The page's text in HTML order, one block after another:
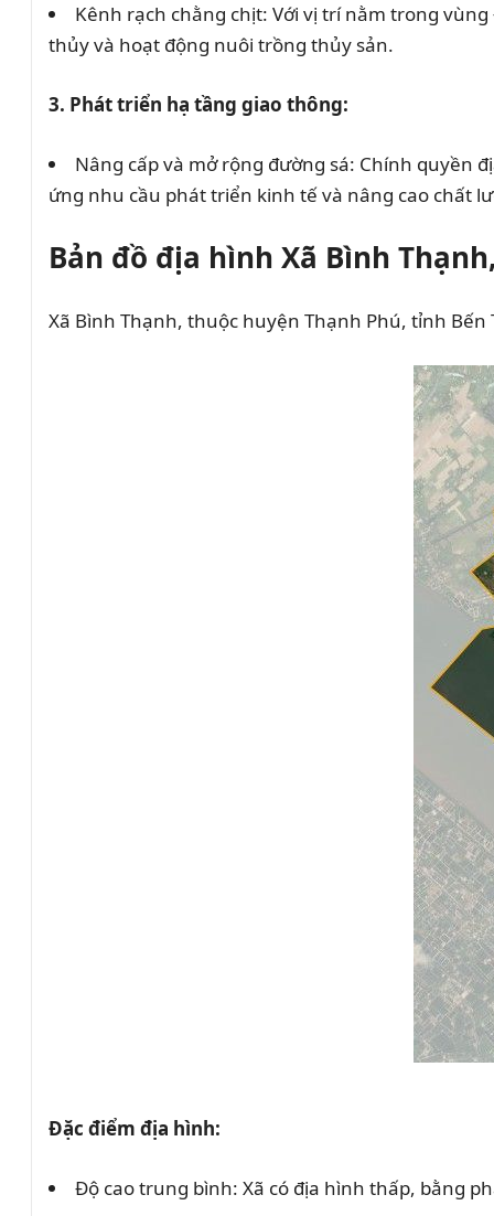
Kênh rạch chằng chịt: Với vị trí nằm trong
thủy và hoạt động nuôi trồng thủy sản.
3. Phát triển hạ tầng giao thông:
Nâng cấp và mở rộng đường sá: Chính quyền
ứng nhu cầu phát triển kinh tế và nâng cao chất
Bản đồ địa hình Xã Bình
Xã Bình Thạnh, thuộc huyện Thạnh Phú, tỉnh
Đặc điểm địa hình:
Độ cao trung bình: Xã có địa hình thấp, bằng